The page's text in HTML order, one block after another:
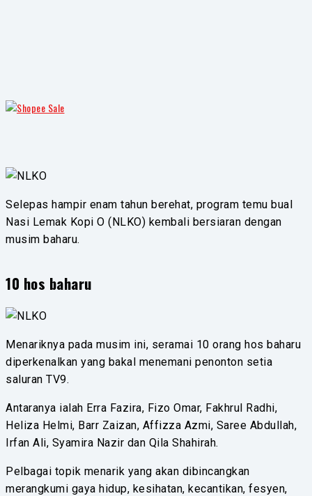
Selepas hampir enam tahun berehat, program temu bual
Nasi Lemak Kopi O (NLKO) kembali bersiaran dengan
musim baharu.
10 hos baharu
Menariknya pada musim ini, seramai 10 orang hos baharu
diperkenalkan yang bakal menemani penonton setia
saluran TV9.
Antaranya ialah Erra Fazira, Fizo Omar, Fakhrul Radhi,
Heliza Helmi, Barr Zaizan, Affizza Azmi, Saree Abdullah,
Irfan Ali, Syamira Nazir dan Qila Shahirah.
Pelbagai topik menarik yang akan dibincangkan
merangkumi gaya hidup, kesihatan, kecantikan, fesyen,